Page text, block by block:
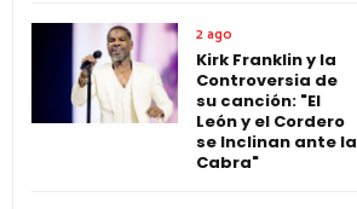
2 ago
Kirk Franklin y la
Controversia de
su canción: "El
León y el Cordero
se Inclinan ante la
Cabra"